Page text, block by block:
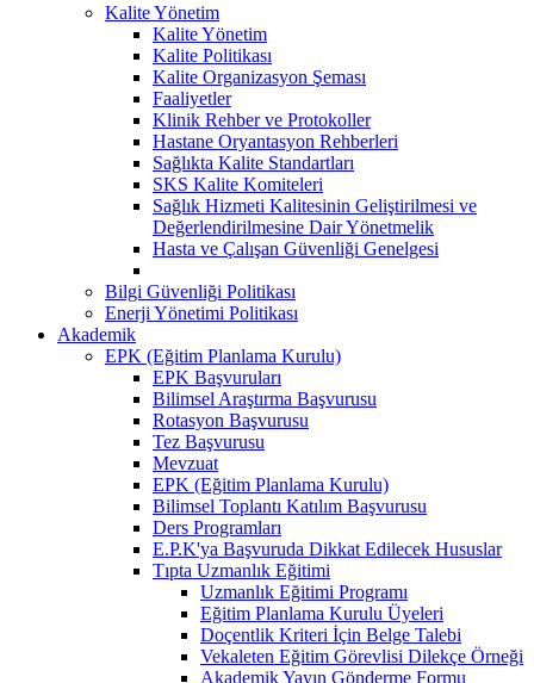
Kalite Yönetim
Kalite Yönetim
Kalite Politikası
Kalite Organizasyon Şeması
Faaliyetler
Klinik Rehber ve Protokoller
Hastane Oryantasyon Rehberleri
Sağlıkta Kalite Standartları
SKS Kalite Komiteleri
Sağlık Hizmeti Kalitesinin Geliştirilmesi ve
Değerlendirilmesine Dair Yönetmelik
Hasta ve Çalışan Güvenliği Genelgesi
Bilgi Güvenliği Politikası
Enerji Yönetimi Politikası
Akademik
EPK (Eğitim Planlama Kurulu)
EPK Başvuruları
Bilimsel Araştırma Başvurusu
Rotasyon Başvurusu
Tez Başvurusu
Mevzuat
EPK (Eğitim Planlama Kurulu)
Bilimsel Toplantı Katılım Başvurusu
Ders Programları
E.P.K'ya Başvuruda Dikkat Edilecek Hususlar
Tıpta Uzmanlık Eğitimi
Uzmanlık Eğitimi Programı
Eğitim Planlama Kurulu Üyeleri
Doçentlik Kriteri İçin Belge Talebi
Vekaleten Eğitim Görevlisi Dilekçe Örneği
Akademik Yayın Gönderme Formu